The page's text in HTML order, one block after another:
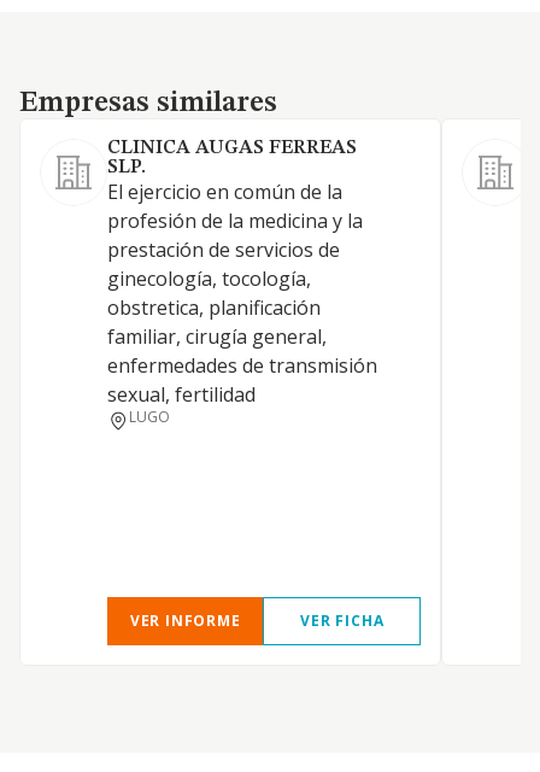
Empresas similares
Empresas similares
CLINICA AUGAS FERREAS
SLP.
El ejercicio en común de la
profesión de la medicina y la
prestación de servicios de
ginecología, tocología,
obstretica, planificación
familiar, cirugía general,
enfermedades de transmisión
sexual, fertilidad
LUGO
VER INFORME VER FICHA